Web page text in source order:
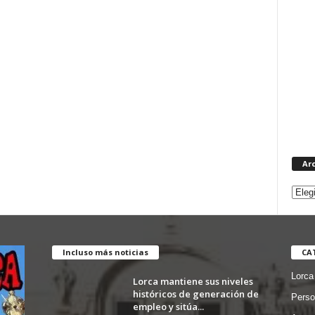
Incluso más noticias
Lorca mantiene sus niveles
históricos de generación de
empleo y sitúa...
Lorca